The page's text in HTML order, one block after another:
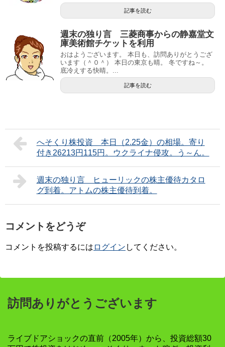
記事を読む
週末の独り言 三菱商事からの静嘉堂文
庫美術館チケットを利用
おはようございます。 本日も、訪問ありがとうござ
います（＾０＾） 本日の東京も晴。 冬ですね～。
底冷えする快晴。...
記事を読む
へそくり株投資 本日（2.25金）の相場。寄り
付き26213円115円。ウクライナ侵攻。う～ん。
週末の独り言 ヒューリックの株主優待カタロ
グ到着。アトムの株主優待到着。
コメントをどうぞ
コメントを投稿するには ログイン してください。
訪問ありがとうございます
ライブドアショックの直前（2005年）から、投資総額30